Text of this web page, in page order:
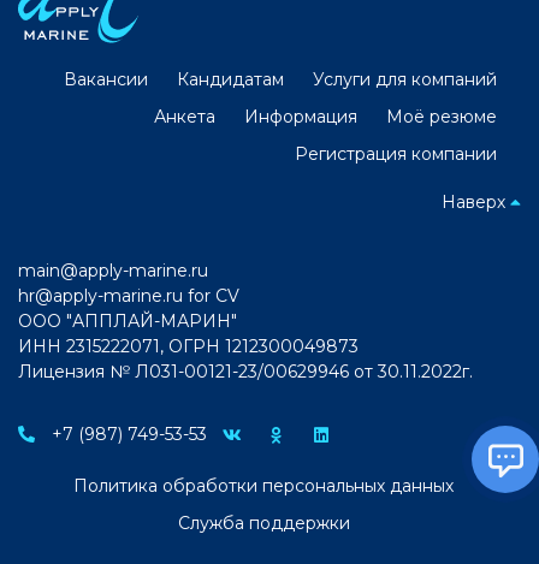
Вакансии Кандидатам
Услуги для компаний
Анкета
Информация
Моё резюме
Регистрация компании
Наверх
main@apply-marine.ru
hr@apply-marine.ru for CV
ООО "АППЛАЙ-МАРИН"
ИНН 2315222071, ОГРН 1212300049873
Лицензия № Л031-00121-23/00629946 от 30.11.2022г.
+7 (987) 749-53-53
Политика обработки персональных данных
Служба поддержки